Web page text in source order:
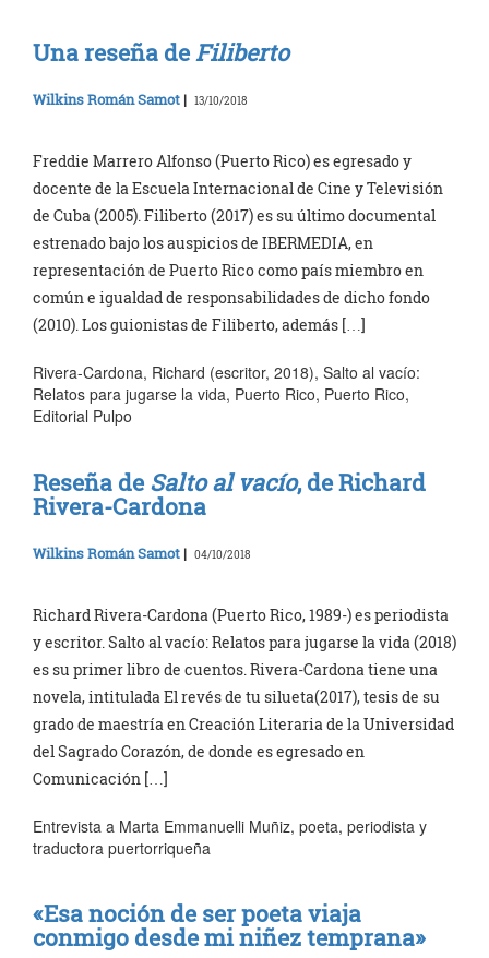
Una reseña deFiliberto
Wilkins Román Samot | 13/10/2018
Freddie Marrero Alfonso (Puerto Rico) es egresado y
docente de la Escuela Internacional de Cine y Televisión
de Cuba (2005). Filiberto (2017) es su último documental
estrenado bajo los auspicios de IBERMEDIA, en
representación de Puerto Rico como país miembro en
común e igualdad de responsabilidades de dicho fondo
(2010). Los guionistas de Filiberto, además […]
Rivera-Cardona, Richard (escritor, 2018), Salto al vacío:
Relatos para jugarse la vida, Puerto Rico, Puerto Rico,
Editorial Pulpo
Reseña de Salto al vacío, de Richard
Rivera-Cardona
Wilkins Román Samot | 04/10/2018
Richard Rivera-Cardona (Puerto Rico, 1989-) es periodista
y escritor. Salto al vacío: Relatos para jugarse la vida (2018)
es su primer libro de cuentos. Rivera-Cardona tiene una
novela, intitulada El revés de tu silueta(2017), tesis de su
grado de maestría en Creación Literaria de la Universidad
del Sagrado Corazón, de donde es egresado en
Comunicación […]
Entrevista a Marta Emmanuelli Muñiz, poeta, periodista y
traductora puertorriqueña
«Esa noción de ser poeta viaja
conmigo desde mi niñez temprana»